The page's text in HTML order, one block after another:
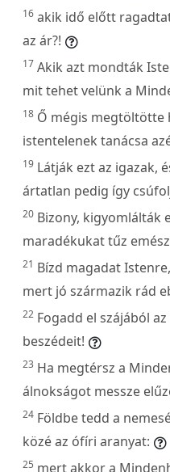
16 akik idő előtt
az ár?!
17 Akik azt mondták
mit tehet velünk a
18 Ő mégis megtöltötte
istentelenek tanácsa
19 Látják ezt az igazak,
ártatlan pedig így
20 Bizony, kigyomlálták
maradékukat tűz
21 Bízd magadat
mert jó származik rád
22 Fogadd el szájából
beszédeit!
23 Ha megtérsz a
álnokságot messze
24 Földbe tedd a
közé az ófíri aranyat:
25 mert akkor a